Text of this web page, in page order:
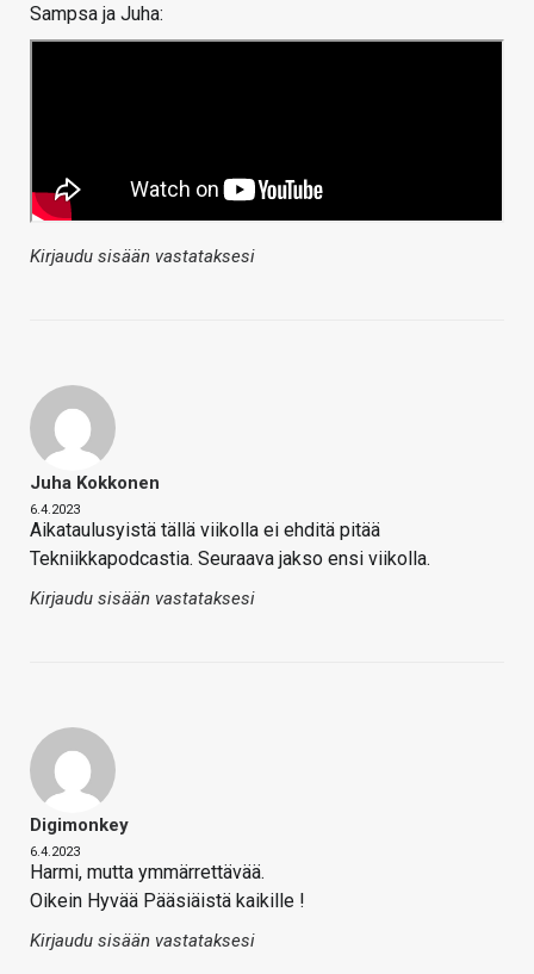
Sampsa ja Juha:
Kirjaudu sisään vastataksesi
Juha Kokkonen
6.4.2023
Aikataulusyistä tällä viikolla ei ehditä pitää
Tekniikkapodcastia. Seuraava jakso ensi viikolla.
Kirjaudu sisään vastataksesi
Digimonkey
6.4.2023
Harmi, mutta ymmärrettävää.
Oikein Hyvää Pääsiäistä kaikille !
Kirjaudu sisään vastataksesi